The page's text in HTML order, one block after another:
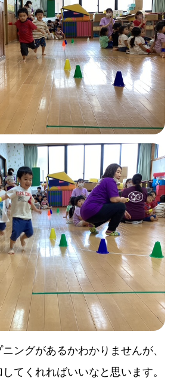
ングがあるかわかりませんが、
てくれればいいなと思います。